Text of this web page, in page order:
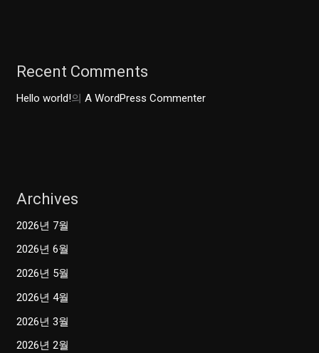
Recent Comments
Hello world!의A WordPress Commenter
Archives
2026년 7월
2026년 6월
2026년 5월
2026년 4월
2026년 3월
2026년 2월